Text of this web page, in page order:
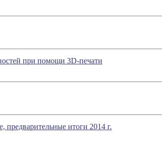
при помощи 3D-печати
предварительные итоги 2014 г.